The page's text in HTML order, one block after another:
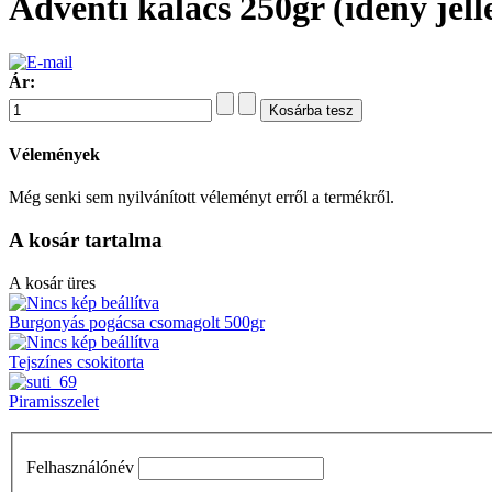
Adventi kalács 250gr (idény
Ár:
Vélemények
Még senki sem nyilvánított véleményt erről a termékről.
A kosár tartalma
A kosár üres
Burgonyás pogácsa csomagolt 500gr
Tejszínes csokitorta
Piramisszelet
Felhasználónév